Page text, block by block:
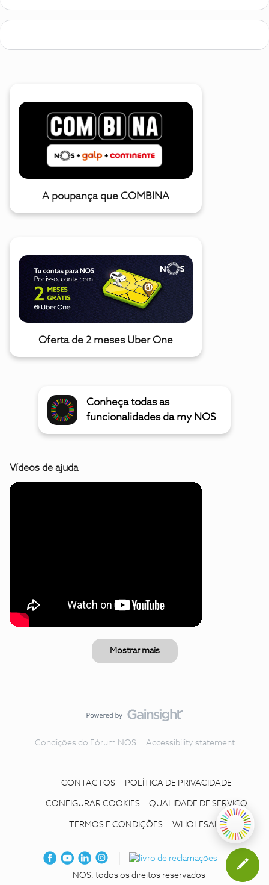
A poupança que COMBINA
Oferta de 2 meses Uber One
Conheça todas as
funcionalidades da my NOS
Vídeos de ajuda
Mostrar mais
Condições do Fórum NOS Accessibility statement
CONTACTOS POLÍTICA DE PRIVACIDADE
CONFIGURAR COOKIES QUALIDADE DE SERVIÇO
TERMOS E CONDIÇÕES WHOLESALE
NOS, todos os direitos reservados